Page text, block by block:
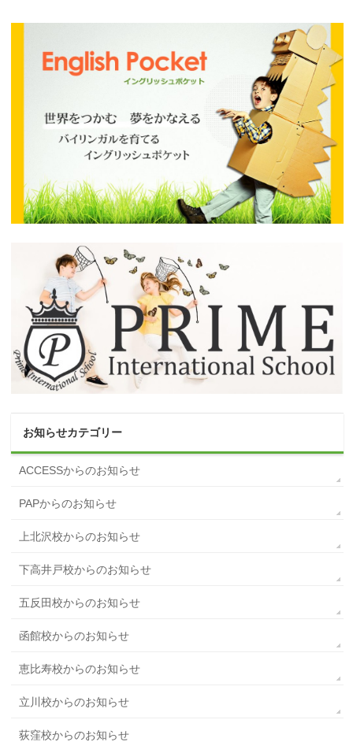
お知らせカテゴリー
ACCESSからのお知らせ
PAPからのお知らせ
上北沢校からのお知らせ
下高井戸校からのお知らせ
五反田校からのお知らせ
函館校からのお知らせ
恵比寿校からのお知らせ
立川校からのお知らせ
荻窪校からのお知らせ